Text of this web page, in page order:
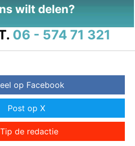
wilt delen?
06 - 574 71 321
op Facebook
Post op X
Tip de redactie